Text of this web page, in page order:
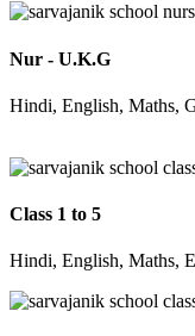
Nur - U.K.G
Hindi, English, Maths,
Class 1 to 5
Hindi, English, Maths,